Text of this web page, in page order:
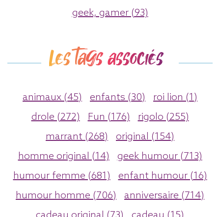
geek, gamer (93)
Les tags associés
animaux (45) enfants (30)
roi lion (1)
drole (272)
Fun (176)
rigolo (255)
marrant (268)
original (154)
homme original (14)
geek humour (713)
humour femme (681)
enfant humour (16)
humour homme (706)
anniversaire (714)